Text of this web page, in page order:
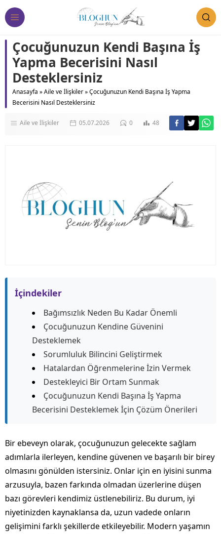
Çocuğunuzun Kendi Başına İş
Yapma Becerisini Nasıl
Desteklersiniz
Anasayfa »Aile ve İlişkiler»Çocuğunuzun Kendi Başına İş Yapma
Becerisini Nasıl Desteklersiniz
Aile ve İlişkiler 05.07.2026 0 48
İçindekiler
Bağımsızlık Neden Bu Kadar Önemli
Çocuğunuzun Kendine Güvenini
Desteklemek
Sorumluluk Bilincini Geliştirmek
Hatalardan Öğrenmelerine İzin Vermek
Destekleyici Bir Ortam Sunmak
Çocuğunuzun Kendi Başına İş Yapma
Becerisini Desteklemek İçin Çözüm Önerileri
Bir ebeveyn olarak, çocuğunuzun gelecekte sağlam
adımlarla ilerleyen, kendine güvenen ve başarılı bir birey
olmasını gönülden istersiniz. Onlar için en iyisini sunma
arzusuyla, bazen farkında olmadan üzerlerine düşen
bazı görevleri kendimiz üstlenebiliriz. Bu durum, iyi
niyetinizden kaynaklansa da, uzun vadede onların
gelişimini farklı şekillerde etkileyebilir. Modern yaşamın